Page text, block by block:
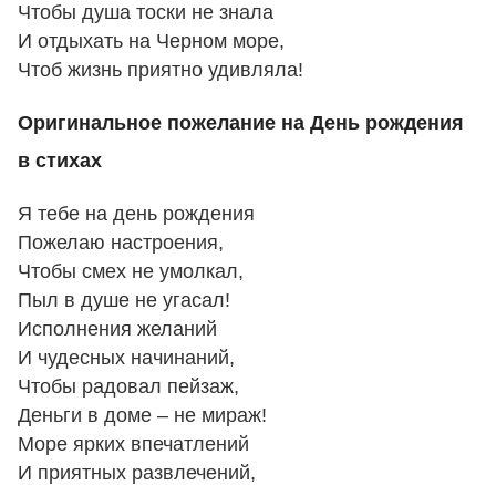
Чтобы душа тоски не знала
И отдыхать на Черном море,
Чтоб жизнь приятно удивляла!
Оригинальное пожелание на День рождения
в стихах
Я тебе на день рождения
Пожелаю настроения,
Чтобы смех не умолкал,
Пыл в душе не угасал!
Исполнения желаний
И чудесных начинаний,
Чтобы радовал пейзаж,
Деньги в доме – не мираж!
Море ярких впечатлений
И приятных развлечений,